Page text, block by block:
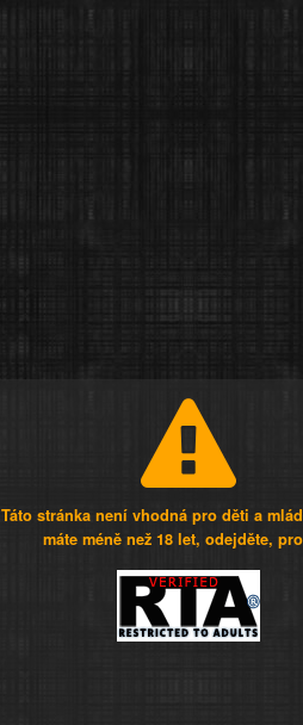
Táto stránka není vhodná pro děti a
máte méně než 18 let, odejděte,